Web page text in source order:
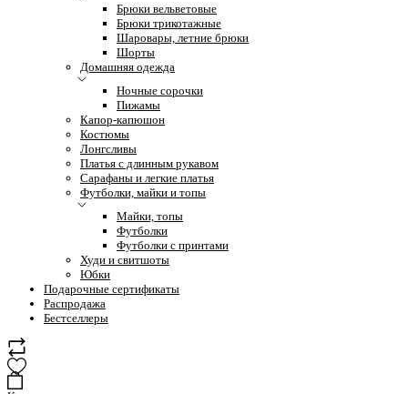
Брюки вельветовые
Брюки трикотажные
Шаровары, летние брюки
Шорты
Домашняя одежда
Ночные сорочки
Пижамы
Капор-капюшон
Костюмы
Лонгсливы
Платья с длинным рукавом
Сарафаны и легкие платья
Футболки, майки и топы
Майки, топы
Футболки
Футболки с принтами
Худи и свитшоты
Юбки
Подарочные сертификаты
Распродажа
Бестселлеры